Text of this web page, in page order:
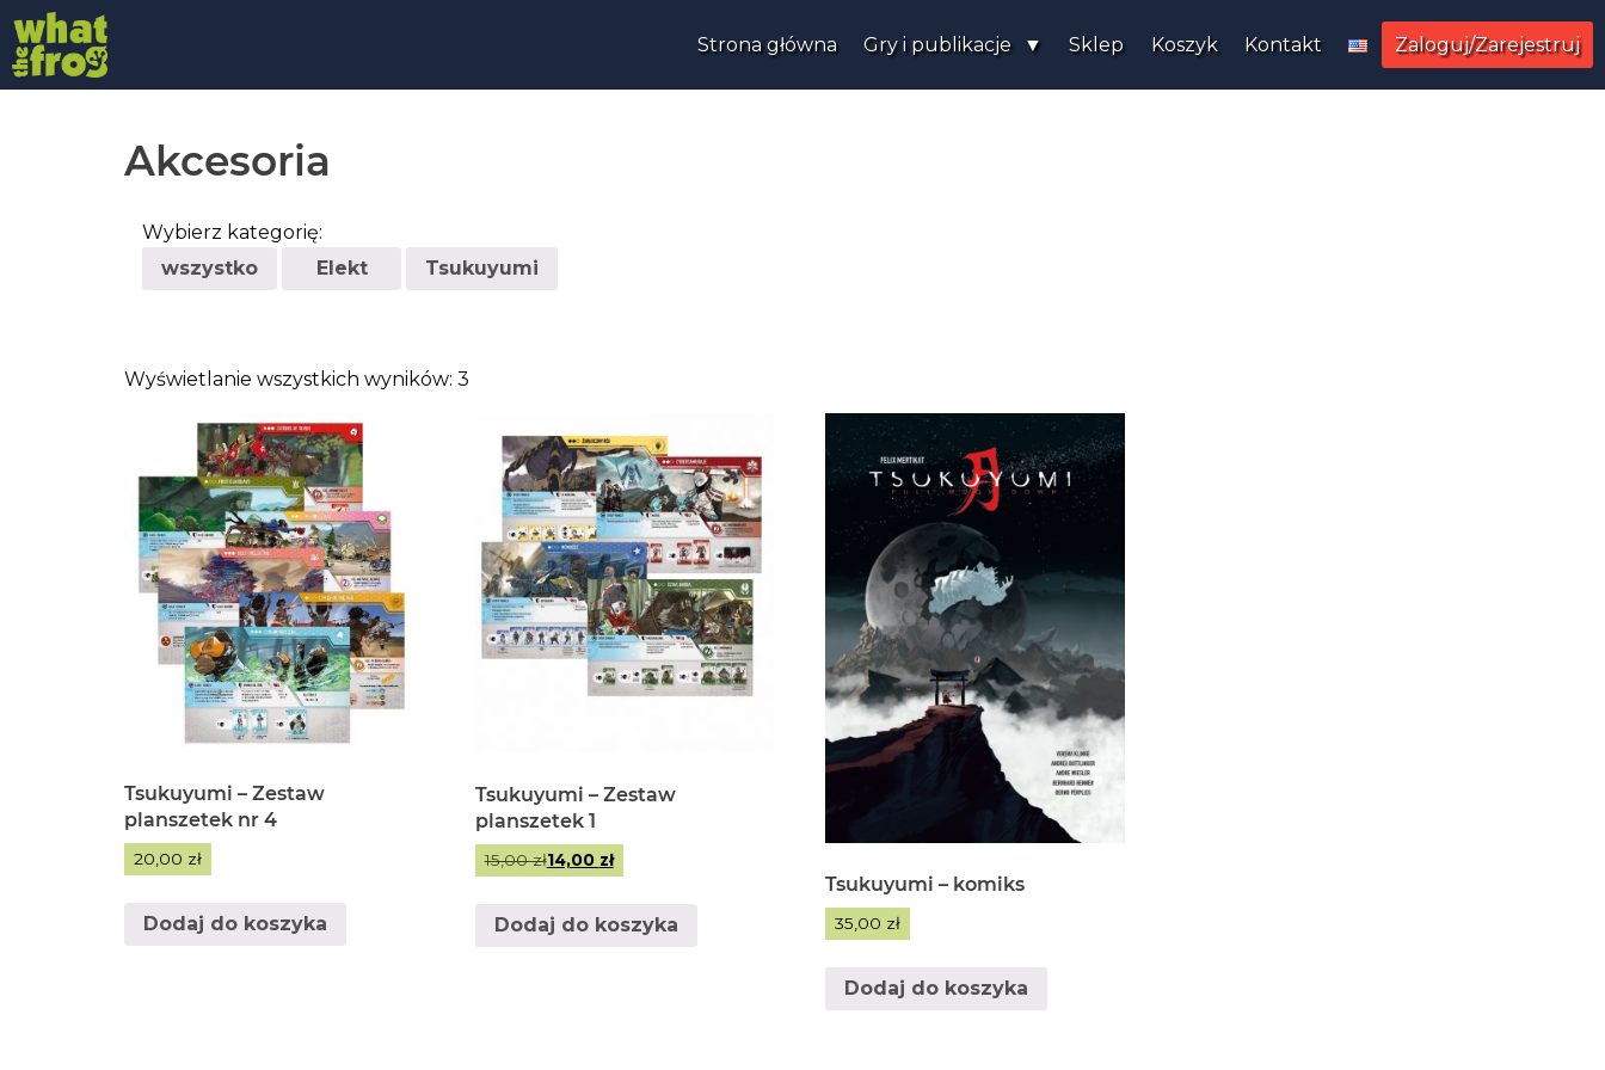
Strona główna Gry i publikacje Sklep Koszyk Kontakt Zaloguj/Zarejestruj
Akcesoria
Wybierz kategorię:
wszystko
Elekt Tsukuyumi
Wyświetlanie wszystkich wyników: 3
Tsukuyumi – Zestaw
planszetek nr 4
20,00 zł
Dodaj do koszyka
Tsukuyumi – Zestaw
planszetek 1
15,00złPierwotna
15,00 zł.
14,00 złAktualna
14,00 zł.
Dodaj do koszyka
Tsukuyumi – komiks
35,00 zł
Dodaj do koszyka